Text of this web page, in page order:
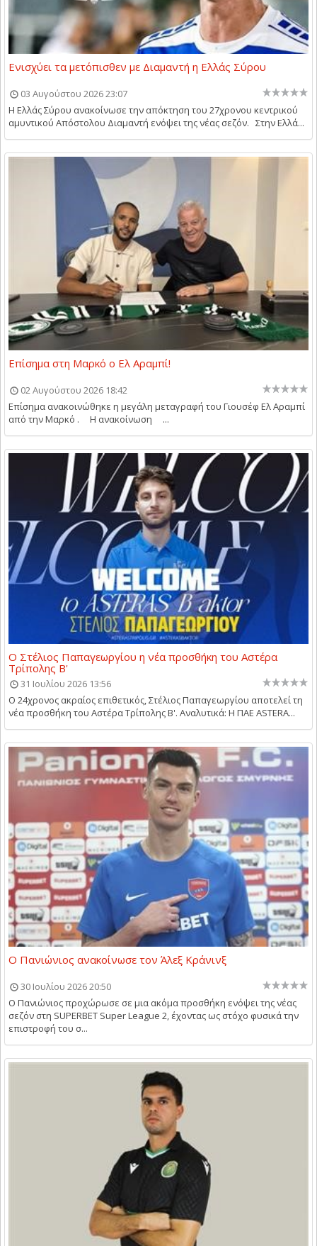
Ενισχύει τα μετόπισθεν με Διαμαντή η Ελλάς Σύρου
03 Αυγούστου 2026 23:07
Η Ελλάς Σύρου ανακοίνωσε την απόκτηση του 27χρονου κεντρικού
αμυντικού Απόστολου Διαμαντή ενόψει της νέας σεζόν. Στην Ελλά...
Επίσημα στη Μαρκό ο Ελ Αραμπί!
02 Αυγούστου 2026 18:42
Επίσημα ανακοινώθηκε η μεγάλη μεταγραφή του Γιουσέφ Ελ Αραμπί
από την Μαρκό . Η ανακοίνωση ...
Ο Στέλιος Παπαγεωργίου η νέα προσθήκη του Αστέρα
Τρίπολης Β'
31 Ιουλίου 2026 13:56
Ο 24χρονος ακραίος επιθετικός, Στέλιος Παπαγεωργίου αποτελεί τη
νέα προσθήκη του Αστέρα Τρίπολης Β'. Αναλυτικά: Η ΠΑΕ ASTERA...
Ο Πανιώνιος ανακοίνωσε τον Άλεξ Κράνινξ
30 Ιουλίου 2026 20:50
Ο Πανιώνιος προχώρωσε σε μια ακόμα προσθήκη ενόψει της νέας
σεζόν στη SUPERBET Super League 2, έχοντας ως στόχο φυσικά την
επιστροφή του σ...